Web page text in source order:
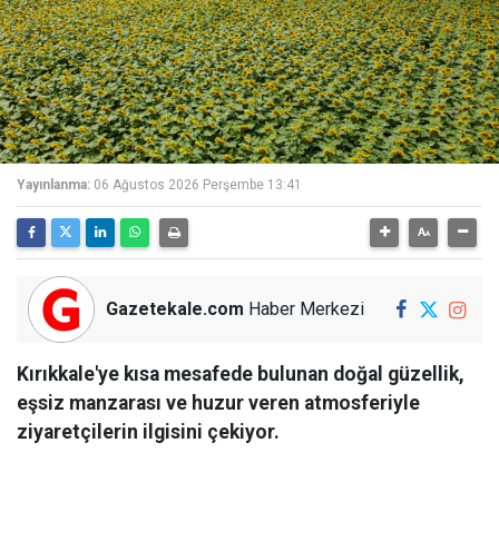
Yayınlanma: 06 Ağustos 2026 Perşembe 13:41
Gazetekale.com Haber Merkezi
Kırıkkale'ye kısa mesafede bulunan doğal güzellik,
eşsiz manzarası ve huzur veren atmosferiyle
ziyaretçilerin ilgisini çekiyor.